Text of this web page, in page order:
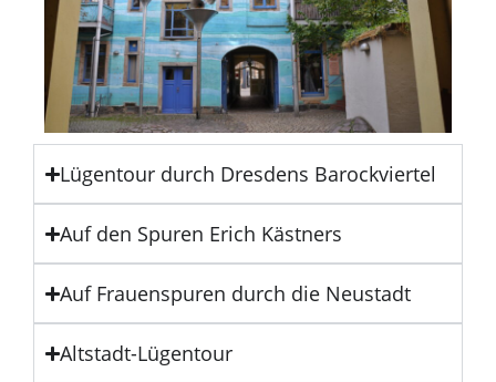
Lügentour durch Dresdens Barockviertel
Auf den Spuren Erich Kästners
Auf Frauenspuren durch die Neustadt
Altstadt-Lügentour